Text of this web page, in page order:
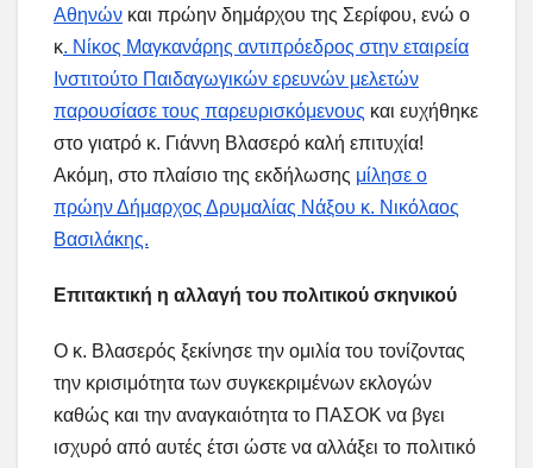
Αθηνών και πρώην δημάρχου της Σερίφου, ενώ ο
κ. Νίκος Μαγκανάρης αντιπρόεδρος στην εταιρεία
Ινστιτούτο Παιδαγωγικών ερευνών μελετών
παρουσίασε τους παρευρισκόμενους και ευχήθηκε
στο γιατρό κ. Γιάννη Βλασερό καλή επιτυχία!
Ακόμη, στο πλαίσιο της εκδήλωσης μίλησε ο
πρώην Δήμαρχος Δρυμαλίας Νάξου κ. Νικόλαος
Βασιλάκης.
Επιτακτική η αλλαγή του πολιτικού σκηνικού
Ο κ. Βλασερός ξεκίνησε την ομιλία του τονίζοντας
την κρισιμότητα των συγκεκριμένων εκλογών
καθώς και την αναγκαιότητα το ΠΑΣΟΚ να βγει
ισχυρό από αυτές έτσι ώστε να αλλάξει το πολιτικό